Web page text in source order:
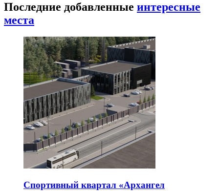
Последние добавленные интересные
места
Спортивный квартал «Архангел